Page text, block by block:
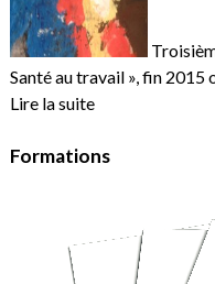
Santé au travail », fin 2015
Lire la suite
Formations